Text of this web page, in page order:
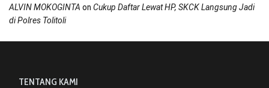
ALVIN MOKOGINTA on Cukup Daftar Lewat HP, SKCK Langsung Jadi
di Polres Tolitoli
TENTANG KAMI